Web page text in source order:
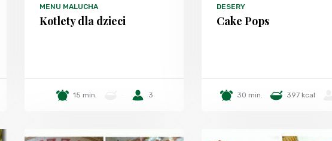
MENU MALUCHA
Kotlety dla dzieci
15 min. 3
DESERY
Cake Pops
30 min. 397 kcal